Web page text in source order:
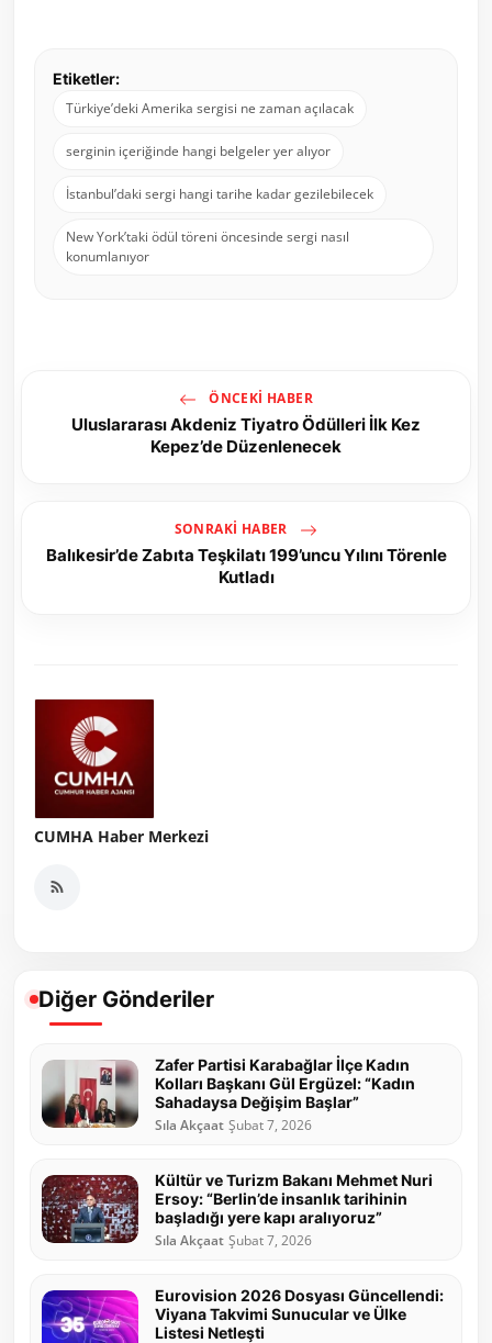
Etiketler:
Türkiye’deki Amerika sergisi ne zaman açılacak
serginin içeriğinde hangi belgeler yer alıyor
İstanbul’daki sergi hangi tarihe kadar gezilebilecek
New York’taki ödül töreni öncesinde sergi nasıl
konumlanıyor
ÖNCEKI HABER
Uluslararası Akdeniz Tiyatro Ödülleri İlk Kez
Kepez’de Düzenlenecek
SONRAKI HABER
Balıkesir’de Zabıta Teşkilatı 199’uncu Yılını Törenle
Kutladı
CUMHA Haber Merkezi
Diğer Gönderiler
Zafer Partisi Karabağlar İlçe Kadın
Kolları Başkanı Gül Ergüzel: “Kadın
Sahadaysa Değişim Başlar”
Sıla Akçaat Şubat 7, 2026
Kültür ve Turizm Bakanı Mehmet Nuri
Ersoy: “Berlin’de insanlık tarihinin
başladığı yere kapı aralıyoruz”
Sıla Akçaat Şubat 7, 2026
Eurovision 2026 Dosyası Güncellendi:
Viyana Takvimi Sunucular ve Ülke
Listesi Netleşti